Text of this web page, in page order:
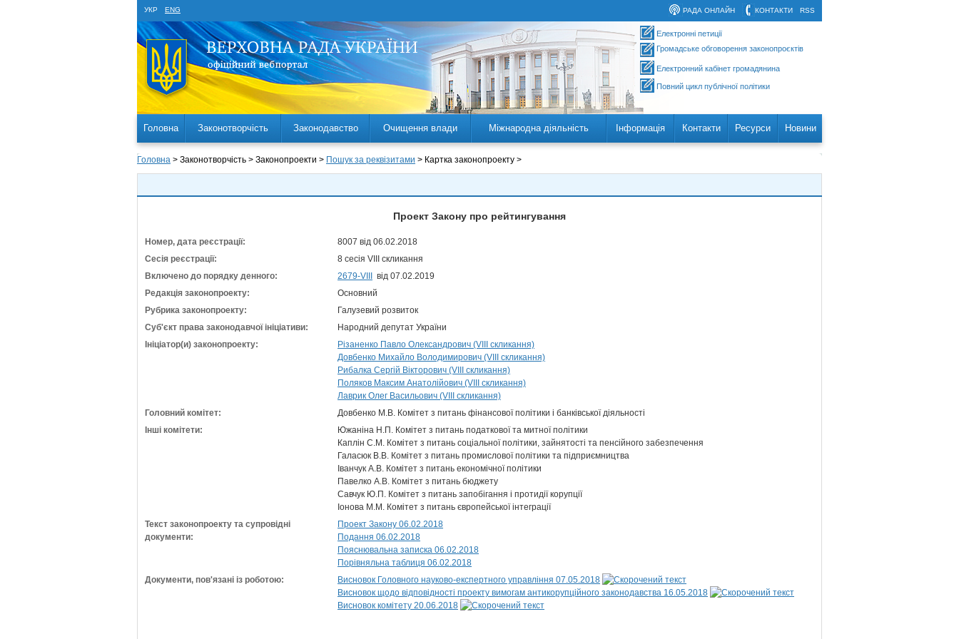
УКР ENG RSS
КОНТАКТИ
РАДА ОНЛАЙН
Електронні петиції
Громадське обговорення законопроєктів
Електронний кабінет громадянина
Повний цикл публічної політики
Головна Законотворчість Законодавство Очищення влади Міжнародна діяльність Інформація Контакти Ресурси Новини
Головна > Законотворчість > Законопроекти > Пошук за реквізитами > Картка законопроекту >
Проект Закону про рейтингування
Номер, дата реєстрації:
8007 від 06.02.2018
Сесія реєстрації:
8 сесія VIII скликання
Включено до порядку денного:
2679-VIII
від 07.02.2019
Редакція законопроекту:
Основний
Рубрика законопроекту:
Галузевий розвиток
Суб'єкт права законодавчої ініціативи:
Народний депутат України
Ініціатор(и) законопроекту:
Різаненко Павло Олександрович (VIII скликання)
Довбенко Михайло Володимирович (VIII скликання)
Рибалка Сергій Вікторович (VIII скликання)
Поляков Максим Анатолійович (VIII скликання)
Лаврик Олег Васильович (VIII скликання)
Головний комітет:
Довбенко М.В. Комітет з питань фінансової політики і банківської діяльності
Інші комітети:
Южаніна Н.П. Комітет з питань податкової та митної політики
Каплін С.М. Комітет з питань соціальної політики, зайнятості та пенсійного забезпечення
Галасюк В.В. Комітет з питань промислової політики та підприємництва
Іванчук А.В. Комітет з питань економічної політики
Павелко А.В. Комітет з питань бюджету
Савчук Ю.П. Комітет з питань запобігання і протидії корупції
Іонова М.М. Комітет з питань європейської інтеграції
Текст законопроекту та супровідні
документи:
Проект Закону 06.02.2018
Подання 06.02.2018
Пояснювальна записка 06.02.2018
Порівняльна таблиця 06.02.2018
Документи, пов'язані із роботою:
Висновок Головного науково-експертного управління 07.05.2018
Висновок щодо відповідності проекту вимогам антикорупційного законодавства 16.05.2018
Висновок комітету 20.06.2018